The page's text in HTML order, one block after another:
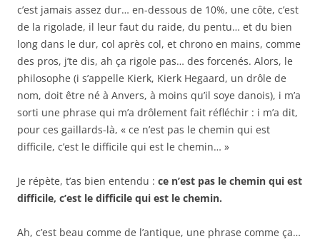
c’est jamais assez dur… en-dessous de 10%, une côte, c’est
de la rigolade, il leur faut du raide, du pentu… et du bien
long dans le dur, col après col, et chrono en mains, comme
des pros, j’te dis, ah ça rigole pas… des forcenés. Alors, le
philosophe (i s’appelle Kierk, Kierk Hegaard, un drôle de
nom, doit être né à Anvers, à moins qu’il soye danois), i m’a
sorti une phrase qui m’a drôlement fait réfléchir : i m’a dit,
pour ces gaillards-là, « ce n’est pas le chemin qui est
difficile, c’est le difficile qui est le chemin… »
Je répète, t’as bien entendu : ce n’est pas le chemin qui est
difficile, c’est le difficile qui est le chemin.
Ah, c’est beau comme de l’antique, une phrase comme ça…